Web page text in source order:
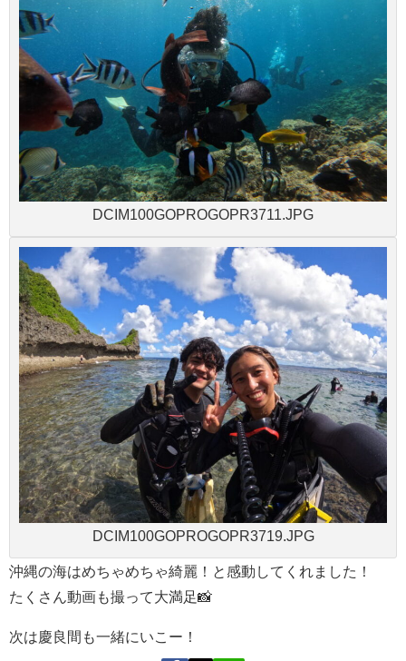
DCIM100GOPROGOPR3711.JPG
DCIM100GOPROGOPR3719.JPG
沖縄の海はめちゃめちゃ綺麗！と感動してくれました！
たくさん動画も撮って大満足📸
次は慶良間も一緒にいこー！